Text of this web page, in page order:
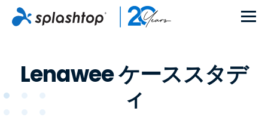
Lenawee ケーススタデ
ィ